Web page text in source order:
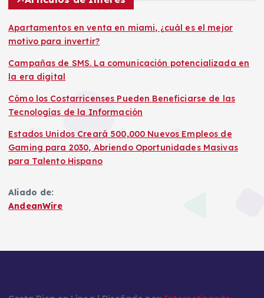
Apartamentos en venta en miami, ¿cuál es el mejor
motivo para invertir?
Campañas de SMS. La comunicación potencializada en
la era digital
Cómo los Costarricenses Pueden Beneficiarse de las
Tecnologías de la Información
Estados Unidos Creará 500,000 Nuevos Empleos de
Gaming para 2030, Abriendo Oportunidades Masivas
para Talento Hispano
Aliado de:
AndeanWire